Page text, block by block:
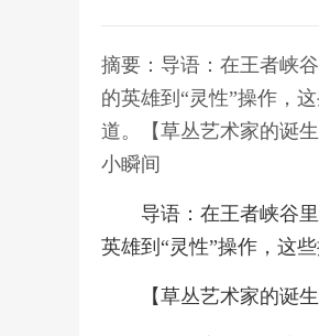
摘要：导语：在王者峡
的英雄到“灵性”操作，
道。【草丛艺术家的诞
小瞬间
导语：在王者峡谷
英雄到“灵性”操作，这
【草丛艺术家的诞生